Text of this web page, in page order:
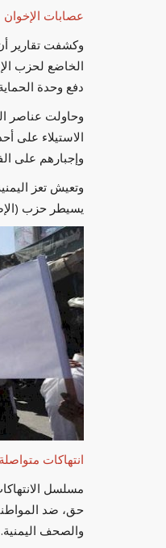
عصابات الإخوان
وكشفت تقارير
الخاضع لحزب
دفع وحدة
وحاولت عناصر
الاستيلاء على
وإجبارهم على
وتعيش تعز
يسيطر حزب
انتهاكات متواصلة
مسلسل
حق، ضد
والصحف اليمنية.